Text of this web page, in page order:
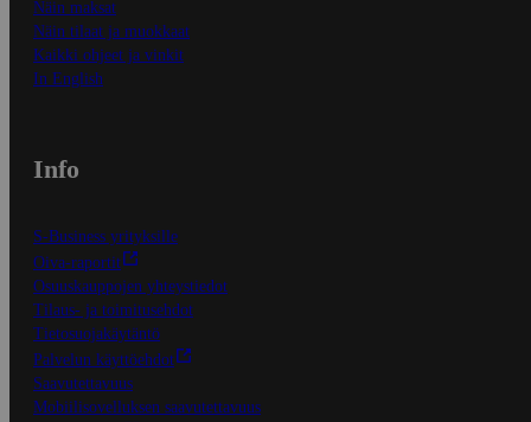
Näin maksat
Näin tilaat ja muokkaat
Kaikki ohjeet ja vinkit
In English
Info
S-Business yrityksille
Oiva-raportit
Osuuskauppojen yhteystiedot
Tilaus- ja toimitusehdot
Tietosuojakäytäntö
Palvelun käyttöehdot
Saavutettavuus
Mobiilisovelluksen saavutettavuus